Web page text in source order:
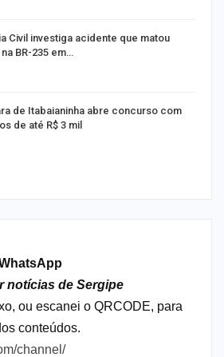
Civil investiga acidente que matou
BR-235 em…
de Itabaianinha abre concurso com
de até R$ 3 mil
notícias de Sergipe
ou escanei o QRCODE, para
conteúdos.
channel/